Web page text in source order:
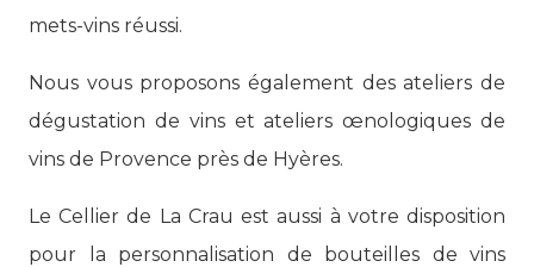
mets-vins réussi.
Nous vous proposons également des ateliers de
dégustation de vins et ateliers œnologiques de
vins de Provence près de Hyères.
Le Cellier de La Crau est aussi à votre disposition
pour la personnalisation de bouteilles de vins